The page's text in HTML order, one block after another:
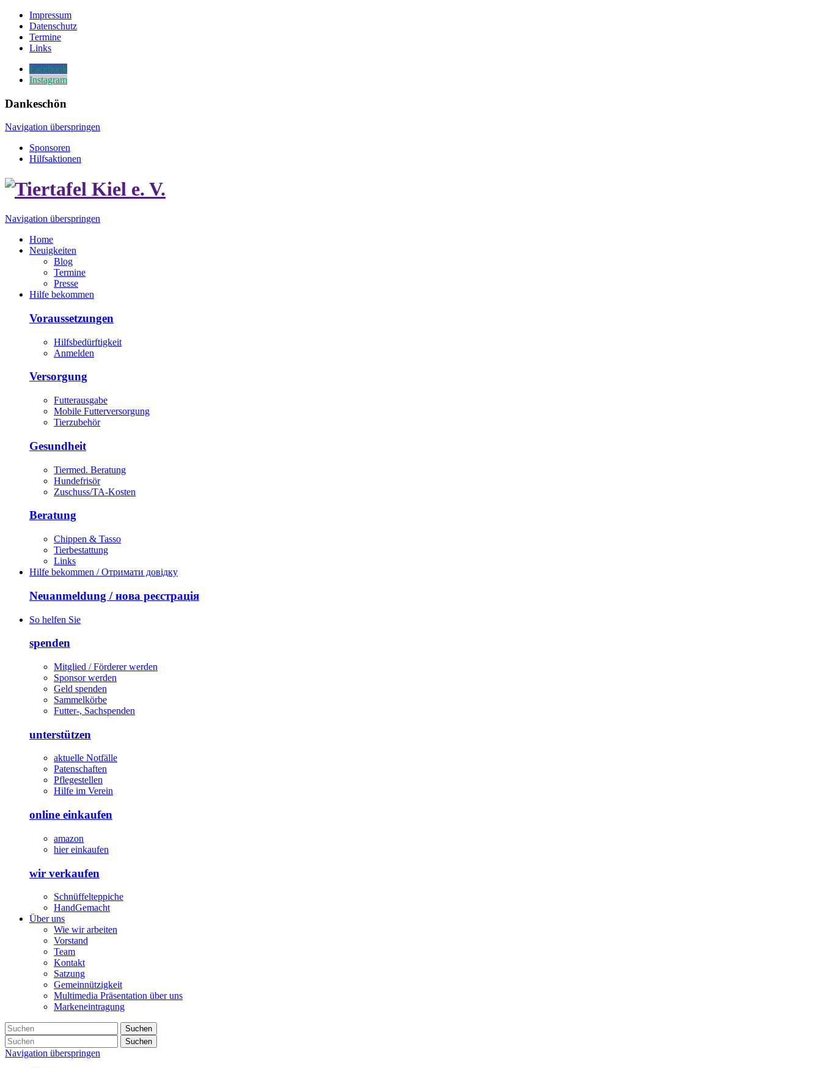
Impressum
Datenschutz
Termine
Links
Facebook
Instagram
Dankeschön
Navigation überspringen
Sponsoren
Hilfsaktionen
Navigation überspringen
Home
Neuigkeiten
Blog
Termine
Presse
Hilfe bekommen
Voraussetzungen
Hilfsbedürftigkeit
Anmelden
Versorgung
Futterausgabe
Mobile Futterversorgung
Tierzubehör
Gesundheit
Tiermed. Beratung
Hundefrisör
Zuschuss/TA-Kosten
Beratung
Chippen & Tasso
Tierbestattung
Links
Hilfe bekommen / Отримати довідку
Neuanmeldung / нова реєстрація
So helfen Sie
spenden
Mitglied / Förderer werden
Sponsor werden
Geld spenden
Sammelkörbe
Futter-, Sachspenden
unterstützen
aktuelle Notfälle
Patenschaften
Pflegestellen
Hilfe im Verein
online einkaufen
amazon
hier einkaufen
wir verkaufen
Schnüffelteppiche
HandGemacht
Über uns
Wie wir arbeiten
Vorstand
Team
Kontakt
Satzung
Gemeinnützigkeit
Multimedia Präsentation über uns
Markeneintragung
Suchen
Suchen
Navigation überspringen